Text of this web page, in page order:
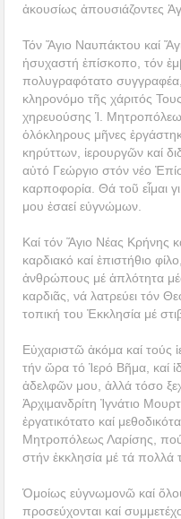
ἀκουσίως ἀπουσιάζοντες
Τόν Ἅγιο Ναυπάκτου καί
ἡσυχαστή ἐπίσκοπο, τόν
πολυγραφότατο
κληρονόμο τῆς χάριτός
χηρευούσης Ἱ.
ὁλόκληρους μῆνες
κηρύττων, ἱερουργῶν καί
αὐτό Γεώργιο στόν νέο
καρποφορία. Θά τοῦ εἶμαι
μου ἐσαεί εὐγνώμων.
Καί τόν Ἅγιο Νέας Κρήνης
καρδιακό καί ἐπιστήθιο
ἀνθρώπους μέ ἁπλότητα
καρδιᾶς, νά λατρεύει τόν
τοπική του Ἐκκλησία μέ
Εὐχαριστῶ ἀκόμα καί τούς
τήν ὥρα τό Ἱερό Βῆμα, καί
ἀδελφῶν μου, ἀλλά τόσο
Ἀρχιμανδρίτη Ἰγνάτιο
ἐργατικότατο καί
Μητροπόλεως Λαρίσης, πού
στήν ἐκκλησία μέ τά πολλά
Ὁμοίως εὐγνωμονῶ καί
προσεύχονται καί